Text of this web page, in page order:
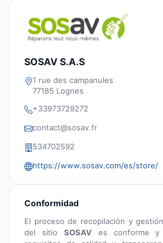
SOSAV S.A.S
1 rue des campanules
77185 Lognes
+33973729272
contact@sosav.fr
534702592
https://www.sosav.com/es/store/
Conformidad
El proceso de recopilación y
del sitio SOSAV es conforme y